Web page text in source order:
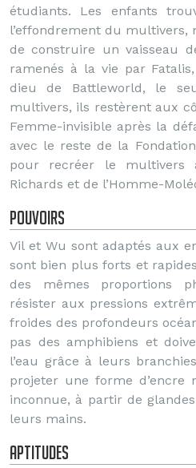
étudiants. Les enfants
l’effondrement du multivers,
de construire un vaisseau
ramenés à la vie par
dieu de Battleworld, le
multivers, ils restèrent aux
Femme-invisible après la
avec le reste de la
pour recréer le multivers
Richards et de l’Homme-
Pouvoirs
Vil et Wu sont adaptés aux
sont bien plus forts et
des mêmes proportions
résister aux pressions
froides des profondeurs
pas des amphibiens et
l’eau grâce à leurs
projeter une forme d’encre
inconnue, à partir de
leurs mains.
Aptitudes